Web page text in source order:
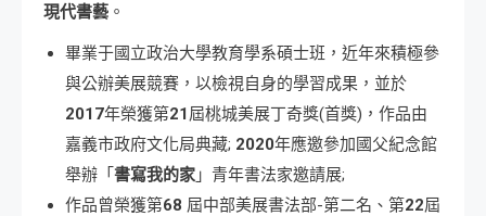
現代書藝 。
畢業于國立政治大學教育學系碩士班，近年來積極參
與公辦美展競賽，以檢視自身的學習成果，並於
2017年榮獲第21 屆桃城美展丁奇獎(首獎)，作品由
嘉義市政府文化局典藏; 2020年應邀參加國父紀念館
舉辦「 書寫我的家 」青年書法家邀請展;
作品曾榮獲第68 屆中部美展書法部-第二名、第22屆